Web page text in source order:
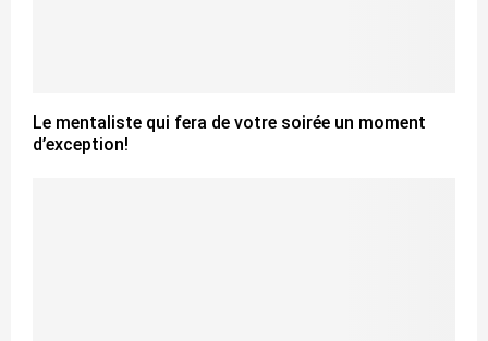
Le mentaliste qui fera de votre soirée un moment
d’exception!